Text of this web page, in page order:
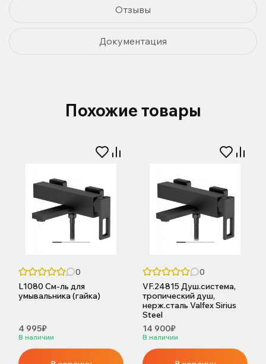
Отзывы
Документация
Похожие товары
0
L1080 См-ль для
умывальника (гайка)
4 995₽
В наличии
0
VF.24815 Душ.система,
тропический душ,
нерж.сталь Valfex Sirius
Steel
14 900₽
В наличии